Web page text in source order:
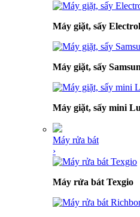
Máy giặt, sấy
Máy giặt, sấy
Máy giặt, sấy mini
Máy rửa bát
›
Máy rửa bát Texgio